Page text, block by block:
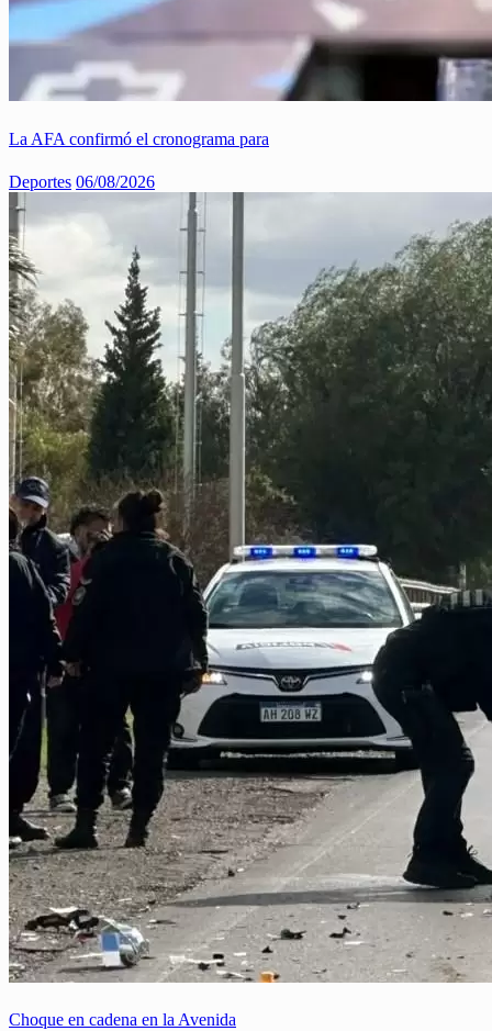
La AFA confirmó el cronograma para
Deportes 06/08/2026
Choque en cadena en la Avenida